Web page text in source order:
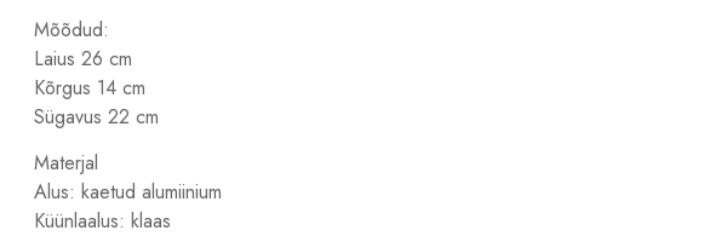
Mõõdud:
Laius 26 cm
Kõrgus 14 cm
Sügavus 22 cm
Materjal
Alus: kaetud alumiinium
Küünlaalus: klaas